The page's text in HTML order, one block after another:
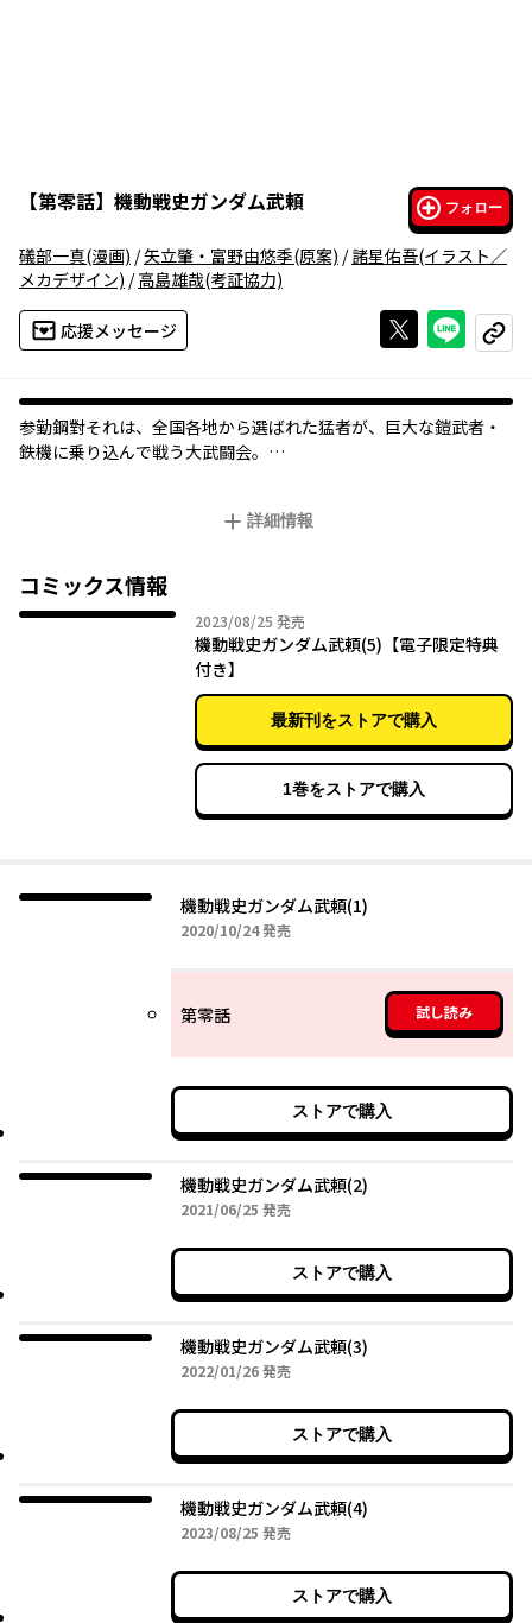
【第零話】 機動戦史ガンダム武頼 フォロー
礒部一真(漫画) /矢立肇・富野由悠季(原案) /諸星佑吾(イラスト／
メカデザイン) /高島雄哉(考証協力)
応援メッセージ Xで投稿する
ライン
コピー
参勤鋼對――それは、全国各地から選ばれた猛者が、巨大な鎧武者・
鉄機に乗り込んで戦う大武闘会。
「鉄血のオルフェンズ」の礒部一真が放つ、新時代のガンダムバ
詳細情報
コミックス情報
2023/08/25 2023年08月25日
発売
機動戦史ガンダム武頼(5)【電子限定特典
付き】
最新刊をストアで購入
1巻をストアで購入
機動戦史ガンダム武頼(1)
2020/10/242020年10月24日
発売
第零話 試し読み
ストアで購入
機動戦史ガンダム武頼(2)
2021/06/25 2021年06月25日
発売
ストアで購入
機動戦史ガンダム武頼(3)
2022/01/262022年01月26日
発売
ストアで購入
機動戦史ガンダム武頼(4)
2023/08/25 2023年08月25日
発売
ストアで購入